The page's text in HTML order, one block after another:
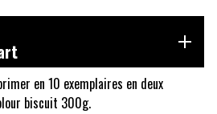
en 10 exemplaires en deux
biscuit 300g.